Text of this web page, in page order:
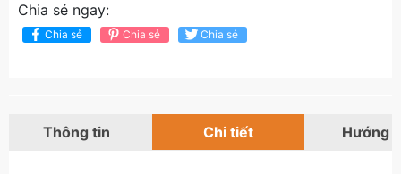
Chia sẻ ngay:
Chia sẻ Chia sẻ Chia sẻ
Thông tin Chi tiết Hướng